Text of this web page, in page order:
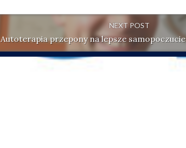
NEXT POST
Autoterapia przepony na lepsze samopoczucie